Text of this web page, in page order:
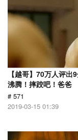
【越哥】70万人评
沸腾！摔跤吧！爸爸
# 571
2019-03-15 01:39